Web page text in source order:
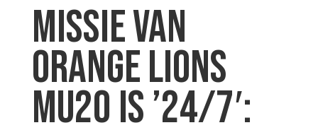
MISSIE VAN
ORANGE LIONS
MU20 IS ’24/7′: